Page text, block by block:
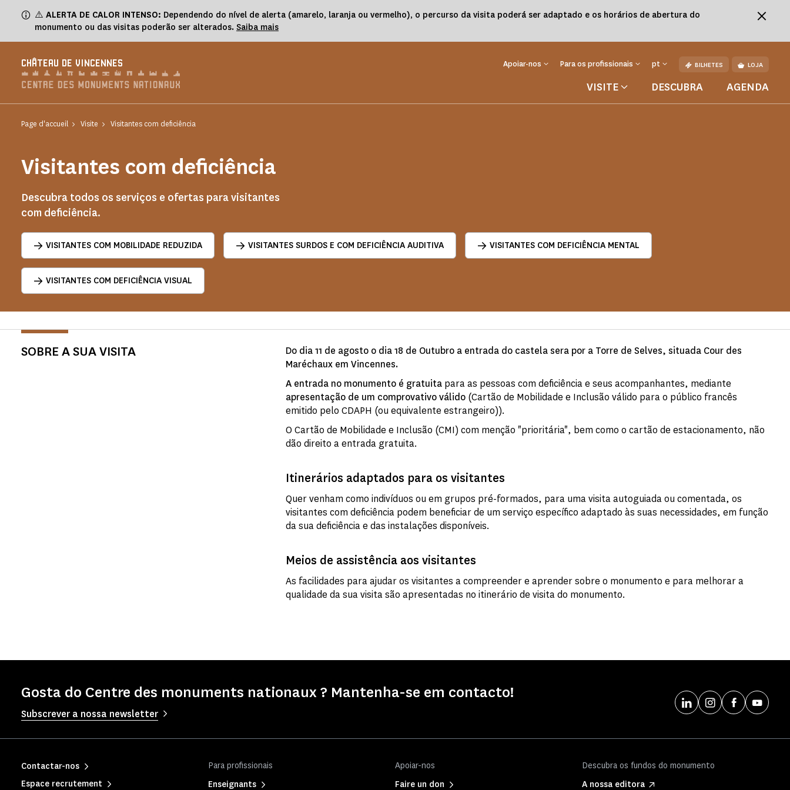
⚠️ ALERTA DE CALOR INTENSO: Dependendo do nível de alerta (amarelo, laranja ou vermelho), o percurso da visita poderá ser adaptado e os horários de abertura do
monumento ou das visitas poderão ser alterados. Saiba mais
CHÂTEAU DE VINCENNES Apoiar-nos Para os profissionais pt BILHETES LOJA
VISITE DESCUBRA AGENDA
Page d'accueil Visite Visitantes com deficiência
Visitantes com deficiência
Descubra todos os serviços e ofertas para visitantes
com deficiência.
VISITANTES COM MOBILIDADE REDUZIDA VISITANTES SURDOS E COM DEFICIÊNCIA AUDITIVA VISITANTES COM DEFICIÊNCIA MENTAL
VISITANTES COM DEFICIÊNCIA VISUAL
SOBRE A SUA VISITA
Do dia 11 de agosto o dia 18 de Outubro a entrada do castela sera por a Torre de Selves, situada Cour des
Maréchaux em Vincennes.
A entrada no monumento é gratuita para as pessoas com deficiência e seus acompanhantes, mediante
apresentação de um comprovativo válido (Cartão de Mobilidade e Inclusão válido para o público francês
emitido pelo CDAPH (ou equivalente estrangeiro)).
O Cartão de Mobilidade e Inclusão (CMI) com menção "prioritária", bem como o cartão de estacionamento, não
dão direito a entrada gratuita.
Itinerários adaptados para os visitantes
Quer venham como indivíduos ou em grupos pré-formados, para uma visita autoguiada ou comentada, os
visitantes com deficiência podem beneficiar de um serviço específico adaptado às suas necessidades, em função
da sua deficiência e das instalações disponíveis.
Meios de assistência aos visitantes
As facilidades para ajudar os visitantes a compreender e aprender sobre o monumento e para melhorar a
qualidade da sua visita são apresentadas no itinerário de visita do monumento.
Gosta do Centre des monuments nationaux ? Mantenha-se em contacto!
Subscrever a nossa newsletter
Para profissionais
Enseignants
Apoiar-nos
Faire un don
Descubra os fundos do monumento
A nossa editora
Contactar-nos
Espace recrutement